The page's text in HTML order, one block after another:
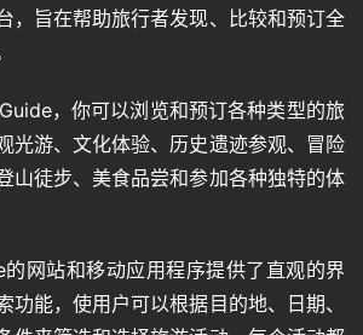
，旨在帮助旅行者发现、比较和预订全
，你可以浏览和预订各种类型的旅
光游、文化体验、历史遗迹参观、冒险
山徒步、美食品尝和参加各种独特的体
网站和移动应用程序提供了直观的界
功能，使用户可以根据目的地、日期、